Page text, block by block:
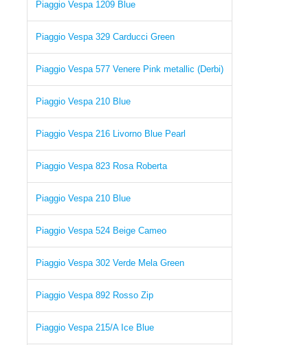
Piaggio Vespa 1209 Blue
Piaggio Vespa 329 Carducci Green
Piaggio Vespa 577 Venere Pink metallic (Derbi)
Piaggio Vespa 210 Blue
Piaggio Vespa 216 Livorno Blue Pearl
Piaggio Vespa 823 Rosa Roberta
Piaggio Vespa 210 Blue
Piaggio Vespa 524 Beige Cameo
Piaggio Vespa 302 Verde Mela Green
Piaggio Vespa 892 Rosso Zip
Piaggio Vespa 215/A Ice Blue